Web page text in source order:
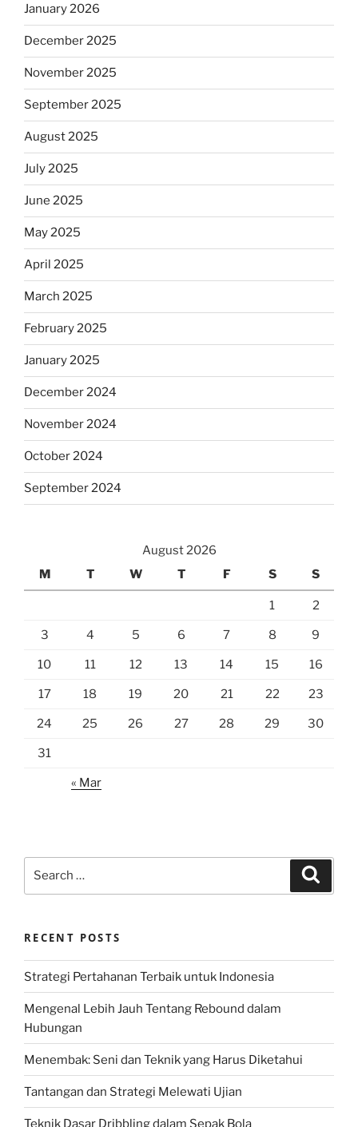
January 2026
December 2025
November 2025
September 2025
August 2025
July 2025
June 2025
May 2025
April 2025
March 2025
February 2025
January 2025
December 2024
November 2024
October 2024
September 2024
August 2026
M
T W T F S S
1 2
3 4 5 6 7 8 9
10 11 12 13 14 15 16
17 18 19 20 21 22 23
24 25 26 27 28 29 30
31
« Mar
RECENT POSTS
Strategi Pertahanan Terbaik untuk Indonesia
Mengenal Lebih Jauh Tentang Rebound dalam
Hubungan
Menembak: Seni dan Teknik yang Harus Diketahui
Tantangan dan Strategi Melewati Ujian
Teknik Dasar Dribbling dalam Sepak Bola